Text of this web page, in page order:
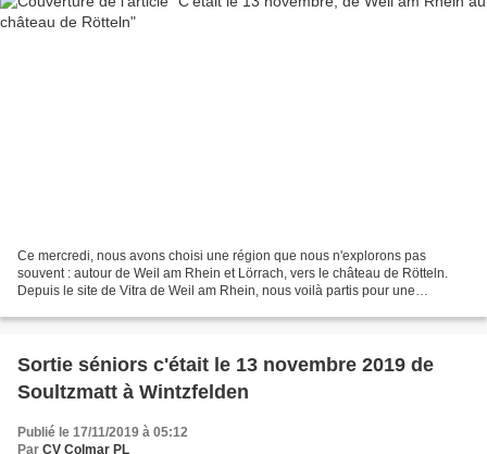
Ce mercredi, nous avons choisi une région que nous n'explorons pas
souvent : autour de Weil am Rhein et Lörrach, vers le château de Rötteln.
Depuis le site de Vitra de Weil am Rhein, nous voilà partis pour une
Sortie séniors c'était le 13 novembre 2019 de
Soultzmatt à Wintzfelden
Publié le 17/11/2019 à 05:12
Par CV Colmar PL